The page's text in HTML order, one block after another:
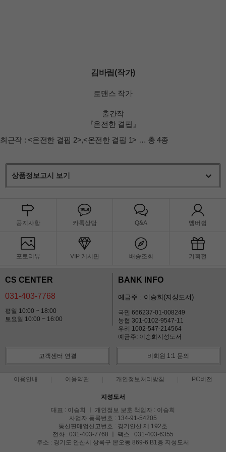
김바림(작가)
로맨스 작가
출간작
『온전한 결핍』
최근작 : <온전한 결핍 2>,<온전한 결핍 1> … 총 4종
상품정보고시 보기
공지사항 카톡상담 Q&A 멤버쉽
포토리뷰 VIP 게시판 배송조회 기획전
CS CENTER
031-403-7768
평일 10:00 ~ 18:00
토요일 10:00 ~ 16:00
BANK INFO
예금주 : 이승희(지성도서)
국민 666237-01-008249
농협 301-0102-9547-11
우리 1002-547-214564
예금주: 이승희지성도서
고객센터 연결 비회원 1:1 문의
이용안내 이용약관 개인정보처리방침 PC버전
지성도서
대표 : 이승희 ㅣ 개인정보 보호 책임자 : 이승희
사업자 등록번호 : 134-91-54205
통신판매업신고번호 : 경기안산 제 192호
전화 : 031-403-7768 ㅣ 팩스 : 031-403-6355
주소 : 경기도 안산시 상록구 본오동 869-6 B1층 지성도서